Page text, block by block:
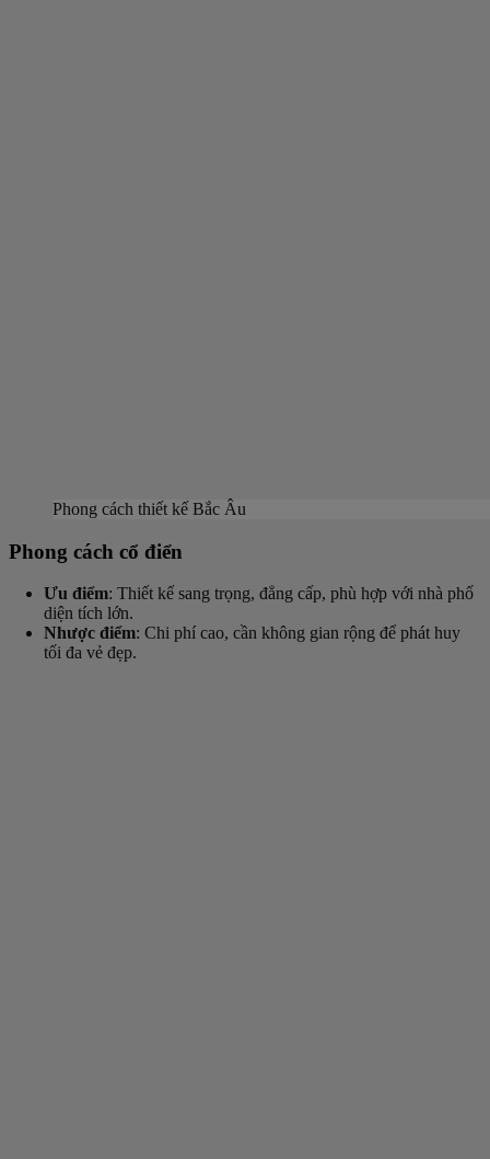
Phong cách thiết kế Bắc Âu
Phong cách cổ điển
Ưu điểm: Thiết kế sang trọng, đẳng cấp, phù hợp với nhà phố
diện tích lớn.
Nhược điểm: Chi phí cao, cần không gian rộng để phát huy
tối đa vẻ đẹp.